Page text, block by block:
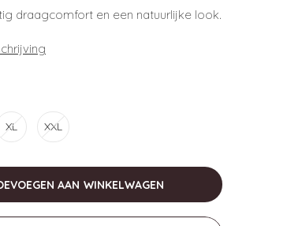
draagcomfort en een natuurlijke look.
XL XXL
AAN WINKELWAGEN